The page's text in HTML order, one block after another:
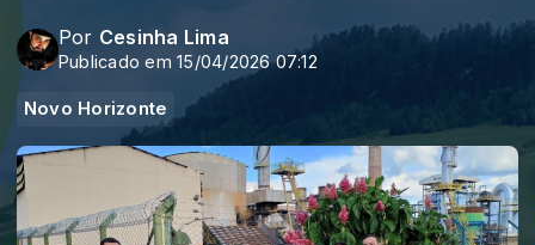
Por Cesinha Lima
Publicado em 15/04/2026 07:12
Novo Horizonte